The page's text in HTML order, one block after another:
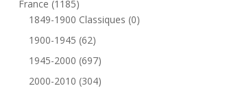
produits
France 11851185
produits
1849-1900 Classiques 00
1900-1945 6262
produits
1945-2000 697697
produits
2000-2010 304304